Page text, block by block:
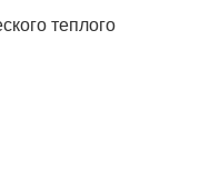
теплого